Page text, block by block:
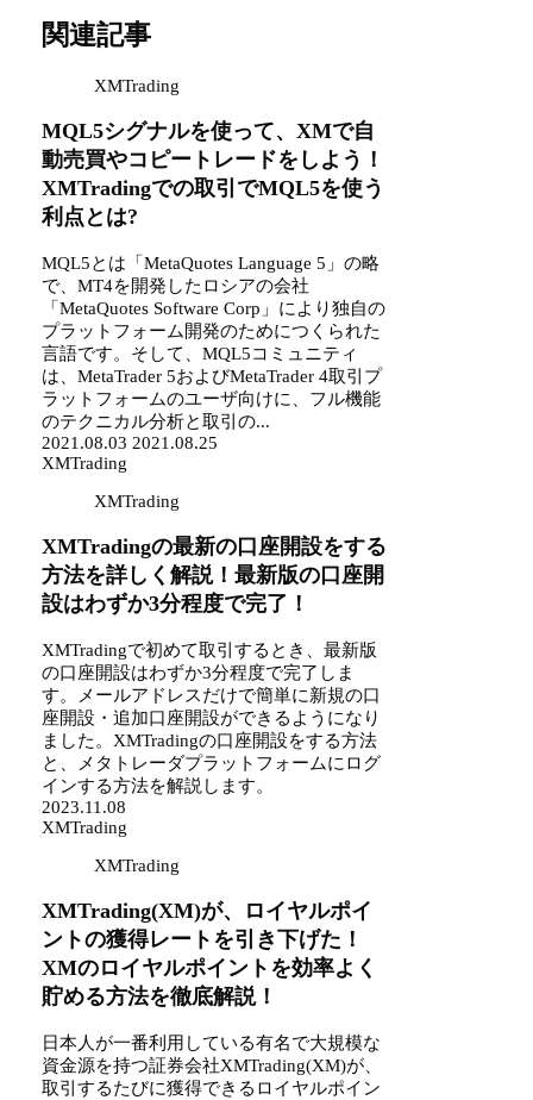
関連記事
XMTrading
MQL5シグナルを使って、XMで自
動売買やコピートレードをしよう！
XMTradingでの取引でMQL5を使う
利点とは?
MQL5とは「MetaQuotes Language 5」の略
で、MT4を開発したロシアの会社
「MetaQuotes Software Corp」により独自の
プラットフォーム開発のためにつくられた
言語です。そして、MQL5コミュニティ
は、MetaTrader 5およびMetaTrader 4取引プ
ラットフォームのユーザ向けに、フル機能
のテクニカル分析と取引の...
2021.08.03 2021.08.25
XMTrading
XMTrading
XMTradingの最新の口座開設をする
方法を詳しく解説！最新版の口座開
設はわずか3分程度で完了！
XMTradingで初めて取引するとき、最新版
の口座開設はわずか3分程度で完了しま
す。メールアドレスだけで簡単に新規の口
座開設・追加口座開設ができるようになり
ました。XMTradingの口座開設をする方法
と、メタトレーダプラットフォームにログ
インする方法を解説します。
2023.11.08
XMTrading
XMTrading
XMTrading(XM)が、ロイヤルポイ
ントの獲得レートを引き下げた！
XMのロイヤルポイントを効率よく
貯める方法を徹底解説！
日本人が一番利用している有名で大規模な
資金源を持つ証券会社XMTrading(XM)が、
取引するたびに獲得できるロイヤルポイン